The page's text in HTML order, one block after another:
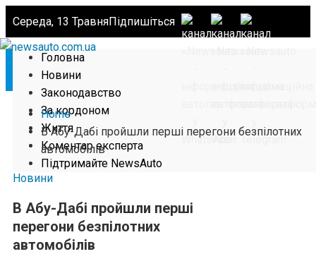
Середа, 13 ТравняПідпишіться
Головна
Новини
Законодавство
За кордоном
Життя
Коментар експерта
Підтримайте NewsAuto
Home
В Абу-Дабі пройшли перші перегони безпілотних
автомобілів
Новини
В Абу-Дабі пройшли перші
перегони безпілотних
автомобілів